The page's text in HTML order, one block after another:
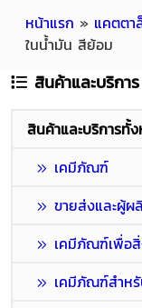
หน้าแรก » แคตตา
ในน้ำมัน สีย้อม
สินค้าและบริการ
สินค้าและบริการทั้
เคมีภัณฑ์
ขายส่งและผู้
เคมีภัณฑ์เพื่อ
เคมีภัณฑ์สำหรั